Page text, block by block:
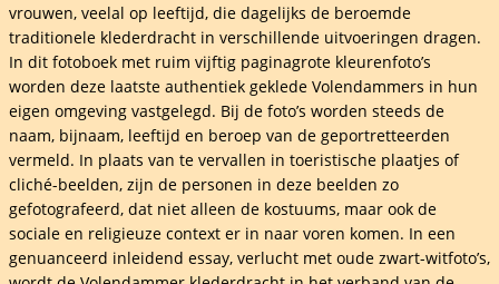
vrouwen, veelal op leeftijd, die dagelijks de beroemde
traditionele klederdracht in verschillende uitvoeringen dragen.
In dit fotoboek met ruim vijftig paginagrote kleurenfoto’s
worden deze laatste authentiek geklede Volendammers in hun
eigen omgeving vastgelegd. Bij de foto’s worden steeds de
naam, bijnaam, leeftijd en beroep van de geportretteerden
vermeld. In plaats van te vervallen in toeristische plaatjes of
cliché-beelden, zijn de personen in deze beelden zo
gefotografeerd, dat niet alleen de kostuums, maar ook de
sociale en religieuze context er in naar voren komen. In een
genuanceerd inleidend essay, verlucht met oude zwart-witfoto’s,